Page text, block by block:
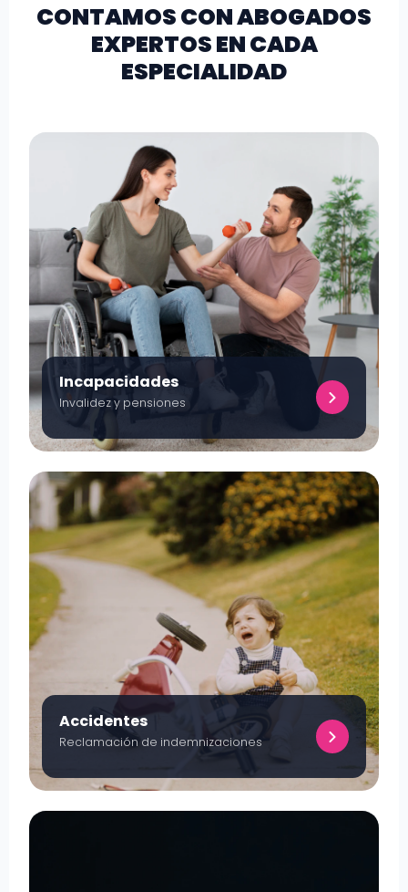
CONTAMOS CON ABOGADOS
EXPERTOS EN CADA
ESPECIALIDAD
Incapacidades
Invalidez y pensiones
Accidentes
Reclamación de indemnizaciones